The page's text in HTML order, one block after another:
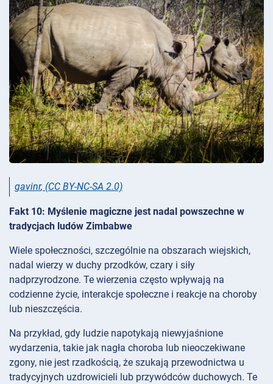
gavinr, (CC BY-NC-SA 2.0)
Fakt 10: Myślenie magiczne jest nadal powszechne w
tradycjach ludów Zimbabwe
Wiele społeczności, szczególnie na obszarach wiejskich,
nadal wierzy w duchy przodków, czary i siły
nadprzyrodzone. Te wierzenia często wpływają na
codzienne życie, interakcje społeczne i reakcje na choroby
lub nieszczęścia.
Na przykład, gdy ludzie napotykają niewyjaśnione
wydarzenia, takie jak nagła choroba lub nieoczekiwane
zgony, nie jest rzadkością, że szukają przewodnictwa u
tradycyjnych uzdrowicieli lub przywódców duchowych. Te